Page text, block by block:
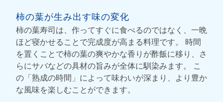
柿の葉が生み出す味の変化
柿の葉寿司は、作ってすぐに食べるのではなく、一晩
ほど寝かせることで完成度が高まる料理です。 時間
を置くことで柿の葉の爽やかな香りが酢飯に移り、さ
らにサバなどの具材の旨みが全体に馴染みます。 こ
の「熟成の時間」によって味わいが深まり、より豊か
な風味を楽しむことができます。